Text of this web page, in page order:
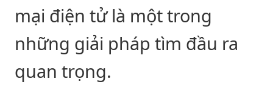
mại điện tử là một trong
những giải pháp tìm đầu ra
quan trọng.